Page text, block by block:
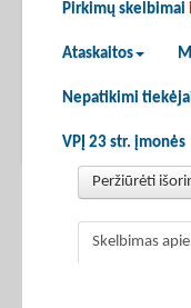
Pirkimų skelbimai
Ataskaitos
Nepatikimi
VPĮ 23 str. įmonės
Peržiūrėti
Skelbimas